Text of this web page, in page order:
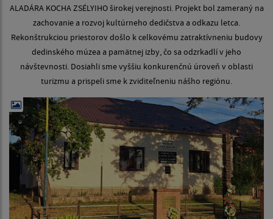
ALADÁRA KOCHA ZSÉLYIHO širokej verejnosti. Projekt bol zameraný na
zachovanie a rozvoj kultúrneho dedičstva a odkazu letca.
Rekonštrukciou priestorov došlo k celkovému zatraktívneniu budovy
dedinského múzea a pamätnej izby, čo sa odzrkadlí v jeho
návštevnosti. Dosiahli sme vyššiu konkurenčnú úroveň v oblasti
turizmu a prispeli sme k zviditeľneniu nášho regiónu.